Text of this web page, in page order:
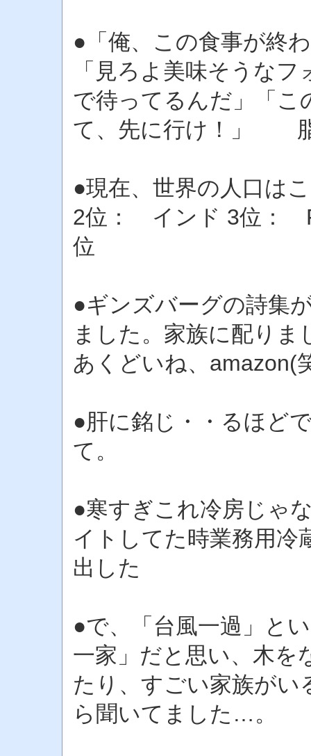
●「俺、この食事が終
「見ろよ美味そうな
で待ってるんだ」「こ
て、先に行け！」
●現在、世界の人口は
2位： インド 3位：
位
●ギンズバーグの詩集
ました。家族に配りま
あくどいね、amazon(
●肝に銘じ・・るほど
て。
●寒すぎこれ冷房じゃ
イトしてた時業務用冷
出した
●で、「台風一過」と
一家」だと思い、木を
たり、すごい家族が
ら聞いてました…。